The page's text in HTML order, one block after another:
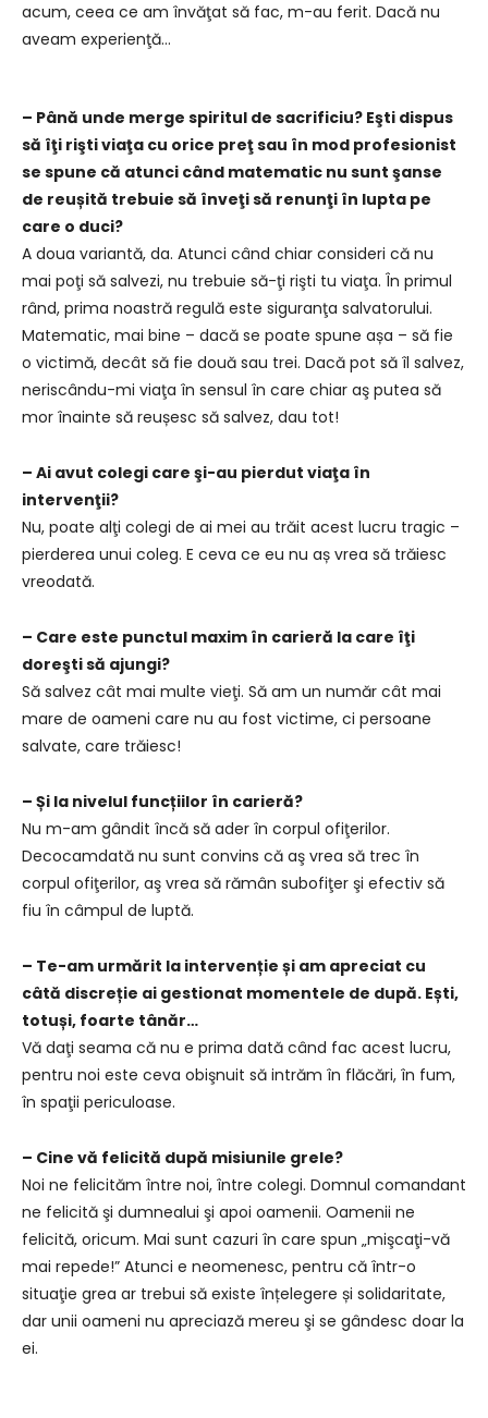
acum, ceea ce am învăţat să fac, m-au ferit. Dacă nu
aveam experienţă…
– Până unde merge spiritul de sacrificiu? Eşti dispus
să îţi rişti viaţa cu orice preţ sau în mod profesionist
se spune că atunci când matematic nu sunt şanse
de reușită trebuie să înveţi să renunţi în lupta pe
care o duci?
A doua variantă, da. Atunci când chiar consideri că nu
mai poţi să salvezi, nu trebuie să-ţi rişti tu viaţa. În primul
rând, prima noastră regulă este siguranţa salvatorului.
Matematic, mai bine – dacă se poate spune așa – să fie
o victimă, decât să fie două sau trei. Dacă pot să îl salvez,
neriscându-mi viaţa în sensul în care chiar aş putea să
mor înainte să reușesc să salvez, dau tot!
– Ai avut colegi care şi-au pierdut viaţa în
intervenţii?
Nu, poate alţi colegi de ai mei au trăit acest lucru tragic –
pierderea unui coleg. E ceva ce eu nu aș vrea să trăiesc
vreodată.
– Care este punctul maxim în carieră la care îţi
doreşti să ajungi?
Să salvez cât mai multe vieţi. Să am un număr cât mai
mare de oameni care nu au fost victime, ci persoane
salvate, care trăiesc!
– Și la nivelul funcțiilor în carieră?
Nu m-am gândit încă să ader în corpul ofiţerilor.
Decocamdată nu sunt convins că aş vrea să trec în
corpul ofiţerilor, aş vrea să rămân subofiţer şi efectiv să
fiu în câmpul de luptă.
– Te-am urmărit la intervenție și am apreciat cu
câtă discreție ai gestionat momentele de după. Ești,
totuși, foarte tânăr…
Vă daţi seama că nu e prima dată când fac acest lucru,
pentru noi este ceva obişnuit să intrăm în flăcări, în fum,
în spaţii periculoase.
– Cine vă felicită după misiunile grele?
Noi ne felicităm între noi, între colegi. Domnul comandant
ne felicită şi dumnealui şi apoi oamenii. Oamenii ne
felicită, oricum. Mai sunt cazuri în care spun „mişcaţi-vă
mai repede!” Atunci e neomenesc, pentru că într-o
situaţie grea ar trebui să existe înțelegere și solidaritate,
dar unii oameni nu apreciază mereu şi se gândesc doar la
ei.